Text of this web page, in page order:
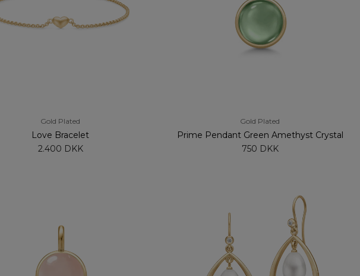
Gold Plated
Love Bracelet
2.400 DKK
Gold Plated
Prime Pendant Green Amethyst Crystal
750 DKK